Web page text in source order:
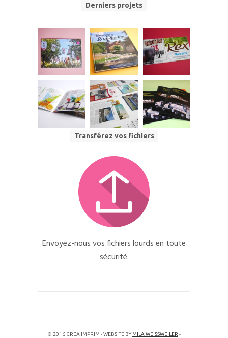
Derniers projets
Transférez vos fichiers
Envoyez-nous vos fichiers lourds en toute
sécurité.
© 2016 CREA'IMPRIM - WEBSITE BYMILA WEISSWEILER-